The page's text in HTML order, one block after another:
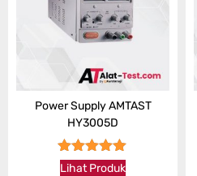
Power Supply AMTAST
HY3005D
★★★★★
Lihat Produk